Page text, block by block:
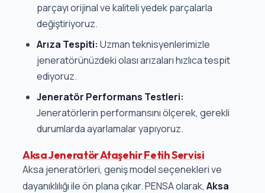
parçayı orijinal ve kaliteli yedek parçalarla
değiştiriyoruz.
Arıza Tespiti: Uzman teknisyenlerimizle
jeneratörünüzdeki olası arızaları hızlıca tespit
ediyoruz.
Jeneratör Performans Testleri:
Jeneratörlerin performansını ölçerek, gerekli
durumlarda ayarlamalar yapıyoruz.
Aksa Jeneratör Ataşehir Fetih Servisi
Aksa jeneratörleri, geniş model seçenekleri ve
dayanıklılığı ile ön plana çıkar. PENSA olarak, Aksa